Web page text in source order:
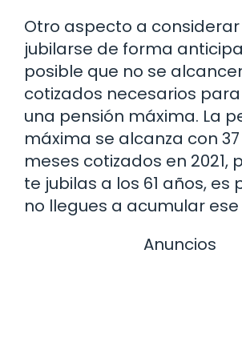
Otro aspecto a considerar
jubilarse de forma
posible que no se
cotizados necesarios
una pensión máxima. La
máxima se alcanza con
meses cotizados en 2021,
te jubilas a los 61 años, es
no llegues a acumular
Anuncios